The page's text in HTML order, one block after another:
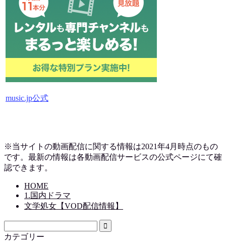
music.jp公式
※当サイトの動画配信に関する情報は2021年4月時点のもの
です。最新の情報は各動画配信サービスの公式ページにて確
認できます。
HOME
1.国内ドラマ
文学処女【VOD配信情報】
カテゴリー